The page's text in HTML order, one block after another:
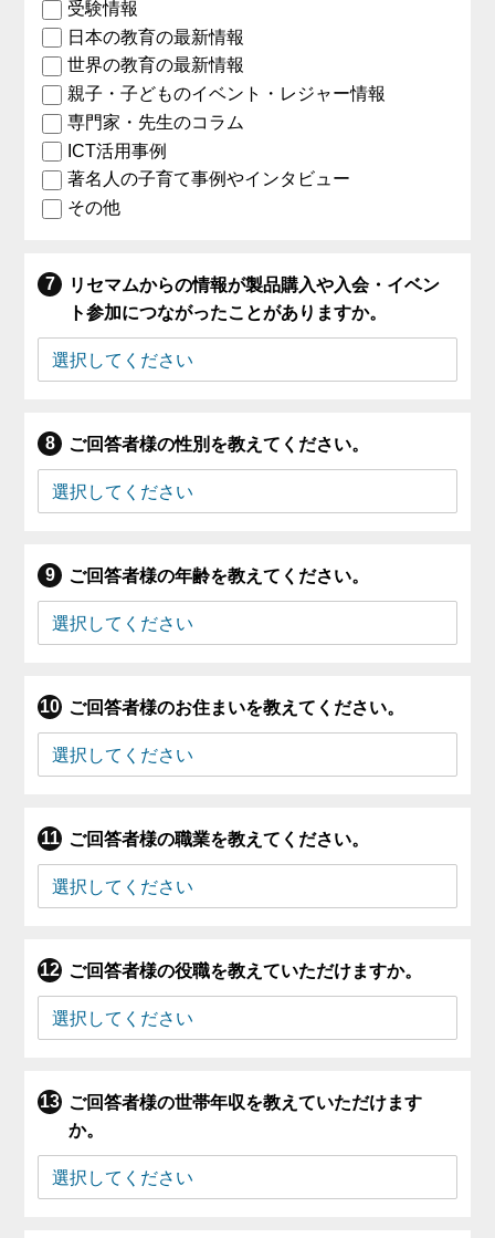
受験情報
日本の教育の最新情報
世界の教育の最新情報
親子・子どものイベント・レジャー情報
専門家・先生のコラム
ICT活用事例
著名人の子育て事例やインタビュー
その他
リセマムからの情報が製品購入や入会・イベン
ト参加につながったことがありますか。
ご回答者様の性別を教えてください。
ご回答者様の年齢を教えてください。
ご回答者様のお住まいを教えてください。
ご回答者様の職業を教えてください。
ご回答者様の役職を教えていただけますか。
ご回答者様の世帯年収を教えていただけます
か。